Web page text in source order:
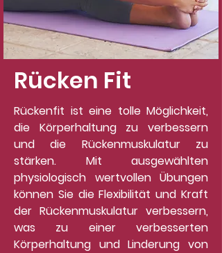
Rücken Fit
Rückenfit ist eine tolle Möglichkeit,
die Körperhaltung zu verbessern
und die Rückenmuskulatur zu
stärken. Mit ausgewählten
physiologisch wertvollen Übungen
können Sie die Flexibilität und Kraft
der Rückenmuskulatur verbessern,
was zu einer verbesserten
Körperhaltung und Linderung von